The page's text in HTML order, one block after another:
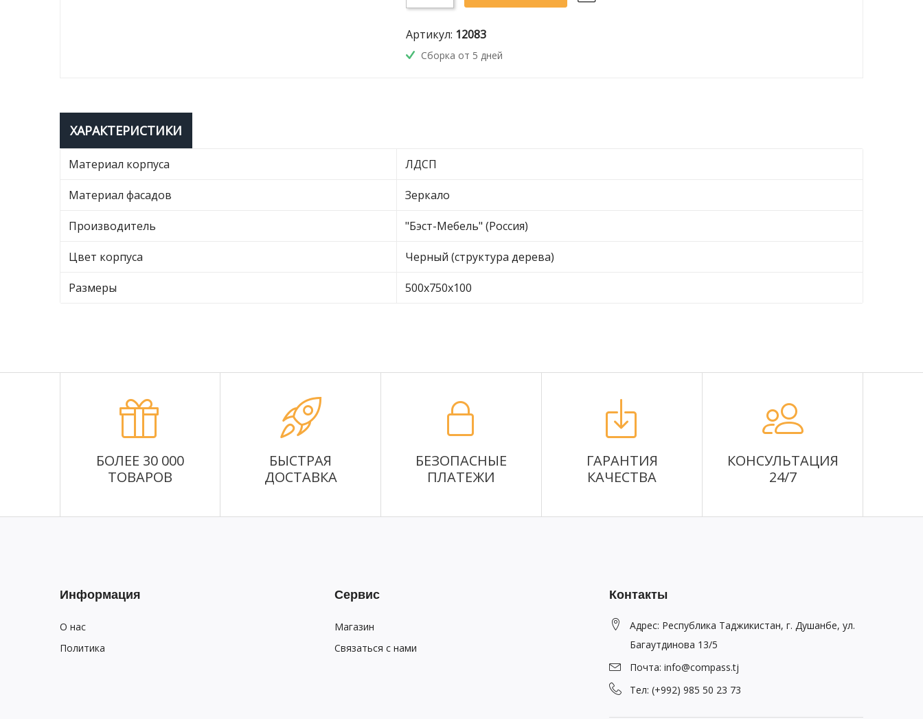
Артикул: 12083
Сборка от 5 дней
ХАРАКТЕРИСТИКИ
Материал корпуса ЛДСП
Материал фасадов Зеркало
Производитель "Бэст-Мебель" (Россия)
Цвет корпуса Черный (структура дерева)
Размеры 500х750х100
БОЛЕЕ 30 000
ТОВАРОВ
БЫСТРАЯ
ДОСТАВКА
БЕЗОПАСНЫЕ
ПЛАТЕЖИ
ГАРАНТИЯ
КАЧЕСТВА
КОНСУЛЬТАЦИЯ
24/7
Информация
О нас
Политика
Сервис
Магазин
Связаться с нами
Контакты
Адрес: Республика Таджикистан, г. Душанбе, ул.
Багаутдинова 13/5
Почта: info@compass.tj
Тел: (+992) 985 50 23 73